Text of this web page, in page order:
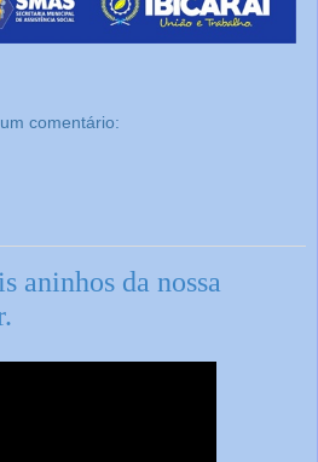
comentário:
aninhos da nossa